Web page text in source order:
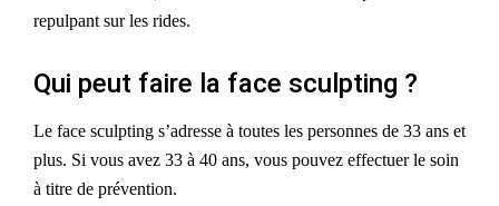
repulpant sur les rides.
Qui peut faire la face sculpting ?
Le face sculpting s’adresse à toutes les personnes de 33 ans et
plus. Si vous avez 33 à 40 ans, vous pouvez effectuer le soin
à titre de prévention.